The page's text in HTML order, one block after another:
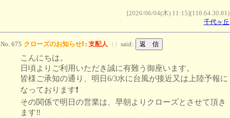
[2026/06/04(木) 11:15](116.64.30.81)
千代ヶ丘
No. 675 クローズのお知らせ❗️: 支配人 （ ） said:
こんにちは。
日頃よりご利用いただき誠に有難う御座います。
皆様ご承知の通り、明日6/3水に台風が接近又は上陸予報に
なっております❗️
その関係で明日の営業は、早朝よりクローズとさせて頂き
ます‼️